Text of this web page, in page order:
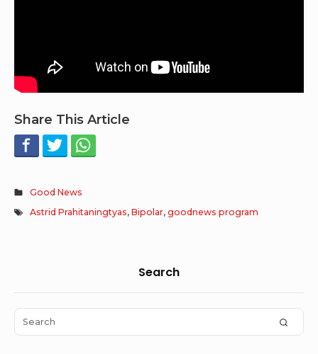
Share This Article
Good News
Astrid Prahitaningtyas,Bipolar,goodnews program
Area
Search
Search
for: